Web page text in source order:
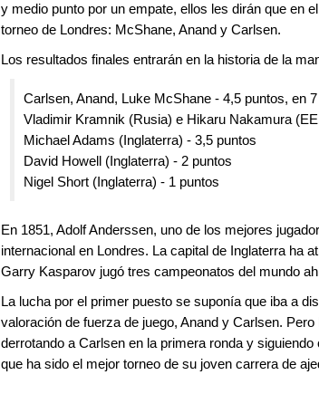
y medio punto por un empate, ellos les dirán que en
torneo de Londres: McShane, Anand y Carlsen.
Los resultados finales entrarán en la historia de la
Carlsen, Anand, Luke McShane - 4,5 puntos, en
Vladimir Kramnik (Rusia) e Hikaru Nakamura
Michael Adams (Inglaterra) - 3,5 puntos
David Howell (Inglaterra) - 2 puntos
Nigel Short (Inglaterra) - 1 puntos
En 1851, Adolf Anderssen, uno de los mejores
internacional en Londres. La capital de Inglaterra ha
Garry Kasparov jugó tres campeonatos del mundo
La lucha por el primer puesto se suponía que iba a
valoración de fuerza de juego, Anand y Carlsen.
derrotando a Carlsen en la primera ronda y
que ha sido el mejor torneo de su joven carrera de